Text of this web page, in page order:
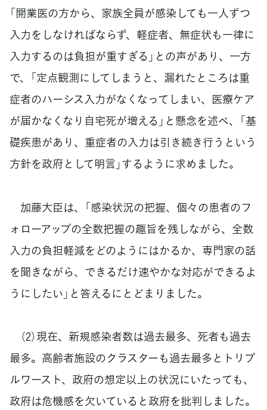
「開業医の方から、家族全員が感染しても一人ずつ
入力をしなければならず、軽症者、無症状も一律に
入力するのは負担が重すぎる」との声があり、一方
で、「定点観測にしてしまうと、漏れたところは重
症者のハーシス入力がなくなってしまい、医療ケア
が届かなくなり自宅死が増える」と懸念を述べ、「基
礎疾患があり、重症者の入力は引き続き行うという
方針を政府として明言」するように求めました。
加藤大臣は、「感染状況の把握、個々の患者のフ
ォローアップの全数把握の趣旨を残しながら、全数
入力の負担軽減をどのようにはかるか、専門家の話
を聞きながら、できるだけ速やかな対応ができるよ
うにしたい」と答えるにとどまりました。
（2）現在、新規感染者数は過去最多、死者も過去
最多。高齢者施設のクラスターも過去最多とトリプ
ルワースト、政府の想定以上の状況にいたっても、
政府は危機感を欠いていると政府を批判しました。